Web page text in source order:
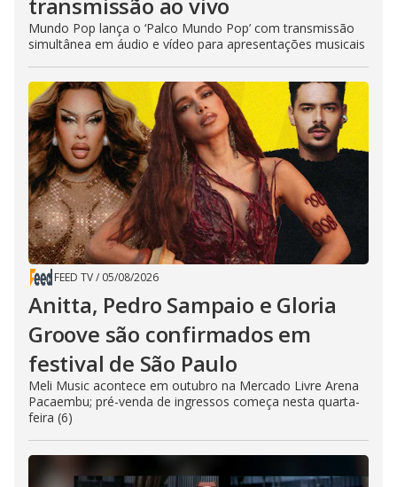
Mundo Pop lança o ‘Palco Mundo Pop’ com transmissão
simultânea em áudio e vídeo para apresentações musicais
FEED TV/ 05/08/2026
Anitta, Pedro Sampaio e Gloria
Groove são confirmados em
festival de São Paulo
Meli Music acontece em outubro na Mercado Livre Arena
Pacaembu; pré-venda de ingressos começa nesta quarta-
feira (6)